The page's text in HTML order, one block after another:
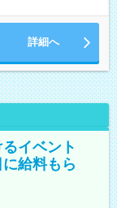
詳細へ
イベント
給料もら